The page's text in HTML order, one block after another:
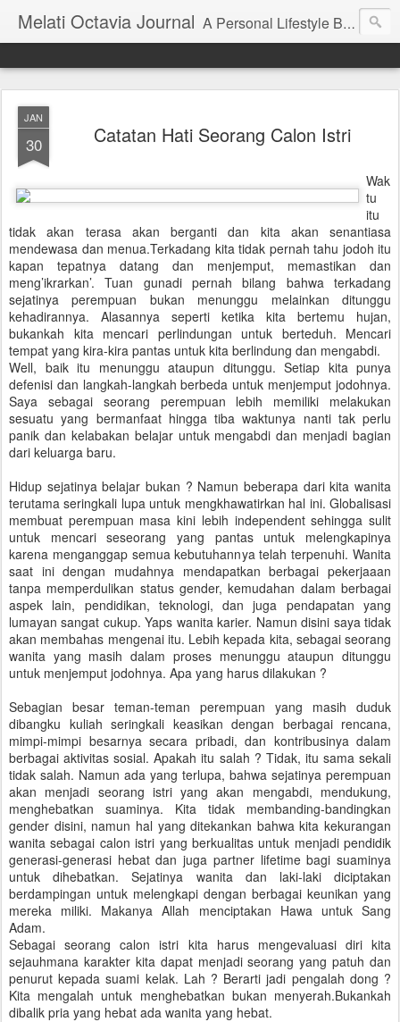
Melati Octavia Journal A Personal Lifestyle Blog | Blog Pengembangan Diri, Finansial, Traveling, dan Pendidikan
JAN
30 Catatan Hati Seorang Calon Istri
Wak
tu
itu
tidak akan terasa akan berganti dan kita akan senantiasa
mendewasa dan menua.Terkadang kita tidak pernah tahu jodoh itu
kapan tepatnya datang dan menjemput, memastikan dan
meng’ikrarkan’. Tuan gunadi pernah bilang bahwa terkadang
sejatinya perempuan bukan menunggu melainkan ditunggu
kehadirannya. Alasannya seperti ketika kita bertemu hujan,
bukankah kita mencari perlindungan untuk berteduh. Mencari
tempat yang kira-kira pantas untuk kita berlindung dan mengabdi.
Well, baik itu menunggu ataupun ditunggu. Setiap kita punya
defenisi dan langkah-langkah berbeda untuk menjemput jodohnya.
Saya sebagai seorang perempuan lebih memiliki melakukan
sesuatu yang bermanfaat hingga tiba waktunya nanti tak perlu
panik dan kelabakan belajar untuk mengabdi dan menjadi bagian
dari keluarga baru.
Hidup sejatinya belajar bukan ? Namun beberapa dari kita wanita
terutama seringkali lupa untuk mengkhawatirkan hal ini. Globalisasi
membuat perempuan masa kini lebih independent sehingga sulit
untuk mencari seseorang yang pantas untuk melengkapinya
karena menganggap semua kebutuhannya telah terpenuhi. Wanita
saat ini dengan mudahnya mendapatkan berbagai pekerjaaan
tanpa memperdulikan status gender, kemudahan dalam berbagai
aspek lain, pendidikan, teknologi, dan juga pendapatan yang
lumayan sangat cukup. Yaps wanita karier. Namun disini saya tidak
akan membahas mengenai itu. Lebih kepada kita, sebagai seorang
wanita yang masih dalam proses menunggu ataupun ditunggu
untuk menjemput jodohnya. Apa yang harus dilakukan ?
Sebagian besar teman-teman perempuan yang masih duduk
dibangku kuliah seringkali keasikan dengan berbagai rencana,
mimpi-mimpi besarnya secara pribadi, dan kontribusinya dalam
berbagai aktivitas sosial. Apakah itu salah ? Tidak, itu sama sekali
tidak salah. Namun ada yang terlupa, bahwa sejatinya perempuan
akan menjadi seorang istri yang akan mengabdi, mendukung,
menghebatkan suaminya. Kita tidak membanding-bandingkan
gender disini, namun hal yang ditekankan bahwa kita kekurangan
wanita sebagai calon istri yang berkualitas untuk menjadi pendidik
generasi-generasi hebat dan juga partner lifetime bagi suaminya
untuk dihebatkan. Sejatinya wanita dan laki-laki diciptakan
berdampingan untuk melengkapi dengan berbagai keunikan yang
mereka miliki. Makanya Allah menciptakan Hawa untuk Sang
Adam.
Sebagai seorang calon istri kita harus mengevaluasi diri kita
sejauhmana karakter kita dapat menjadi seorang yang patuh dan
penurut kepada suami kelak. Lah ? Berarti jadi pengalah dong ?
Kita mengalah untuk menghebatkan bukan menyerah.Bukankah
dibalik pria yang hebat ada wanita yang hebat.